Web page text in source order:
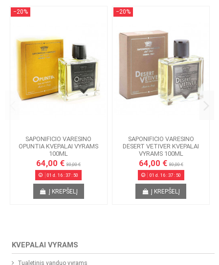
−20%
SAPONIFICIO VARESINO
OPUNTIA KVEPALAI VYRAMS
100ML
64,00 €80,00 €
01 d. 16:37:50
Į KREPŠELĮ
−20%
SAPONIFICIO VARESINO
DESERT VETIVER KVEPALAI
VYRAMS 100ML
64,00 € 80,00 €
01 d. 16:37:50
Į KREPŠELĮ
KVEPALAI VYRAMS
Tualetinis vanduo vyrams